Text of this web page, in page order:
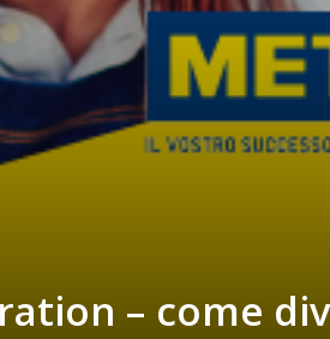
– come